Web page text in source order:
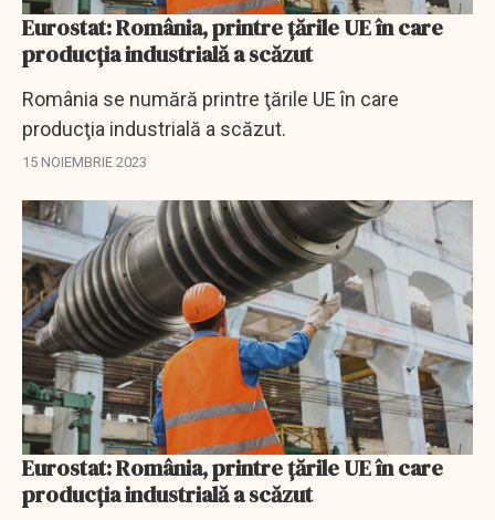
Eurostat: România, printre ţările UE în care
producţia industrială a scăzut
România se numără printre ţările UE în care
producţia industrială a scăzut.
15 NOIEMBRIE 2023
Eurostat: România, printre ţările UE în care
producţia industrială a scăzut